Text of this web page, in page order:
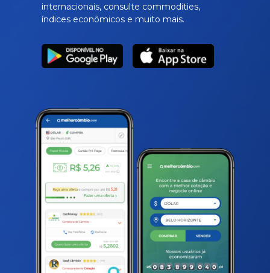
internacionais, consulte commodities,
índices econômicos e muito mais.